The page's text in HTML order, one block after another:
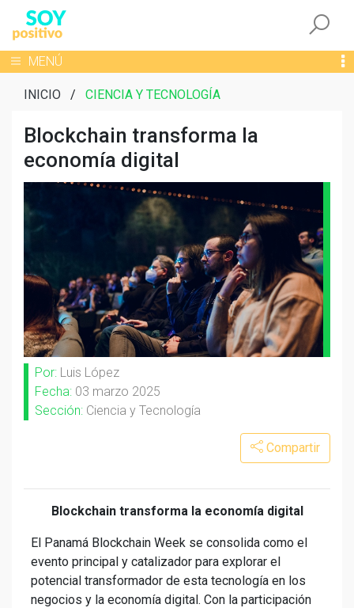
Toggle navigation
MENÚ
INICIO / CIENCIA Y TECNOLOGÍA
Blockchain transforma la
economía digital
Por: Luis López
Fecha: 03 marzo 2025
Sección: Ciencia y Tecnología
Compartir
Blockchain transforma la economía digital
El Panamá Blockchain Week se consolida como el
evento principal y catalizador para explorar el
potencial transformador de esta tecnología en los
negocios y la economía digital. Con la participación